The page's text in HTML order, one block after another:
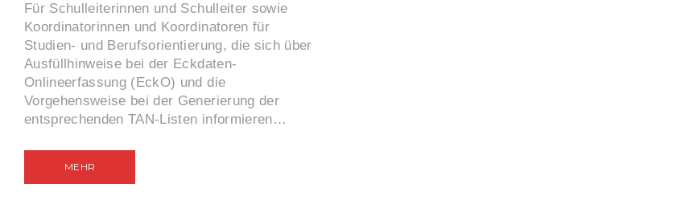
Für Schulleiterinnen und Schulleiter sowie
Koordinatorinnen und Koordinatoren für
Studien- und Berufsorientierung, die sich über
Ausfüllhinweise bei der Eckdaten-
Onlineerfassung (EckO) und die
Vorgehensweise bei der Generierung der
entsprechenden TAN-Listen informieren…
MEHR